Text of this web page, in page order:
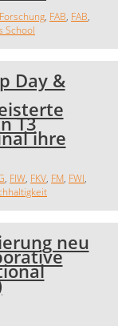
, FAB, FAB,
School
Day &
T3
ihre
, FIW, FKV, FM, FWI,
neu